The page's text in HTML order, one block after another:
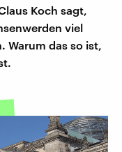
Koch sagt,
viel
Warum das so ist,